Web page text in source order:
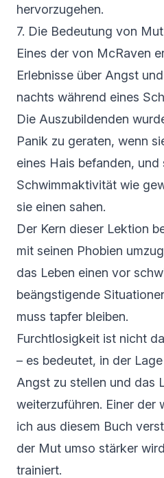
hervorzugehen.
7. Die Bedeutung von
Eines der von McRaven
Erlebnisse über Angst
nachts während eines
Die Auszubildenden
Panik zu geraten, wenn
eines Hais befanden, und
Schwimmaktivität wie
sie einen sahen.
Der Kern dieser Lektion
mit seinen Phobien
das Leben einen vor
beängstigende
muss tapfer bleiben.
Furchtlosigkeit ist nicht
– es bedeutet, in der
Angst zu stellen und das
weiterzuführen. Einer der
ich aus diesem Buch
der Mut umso stärker
trainiert.